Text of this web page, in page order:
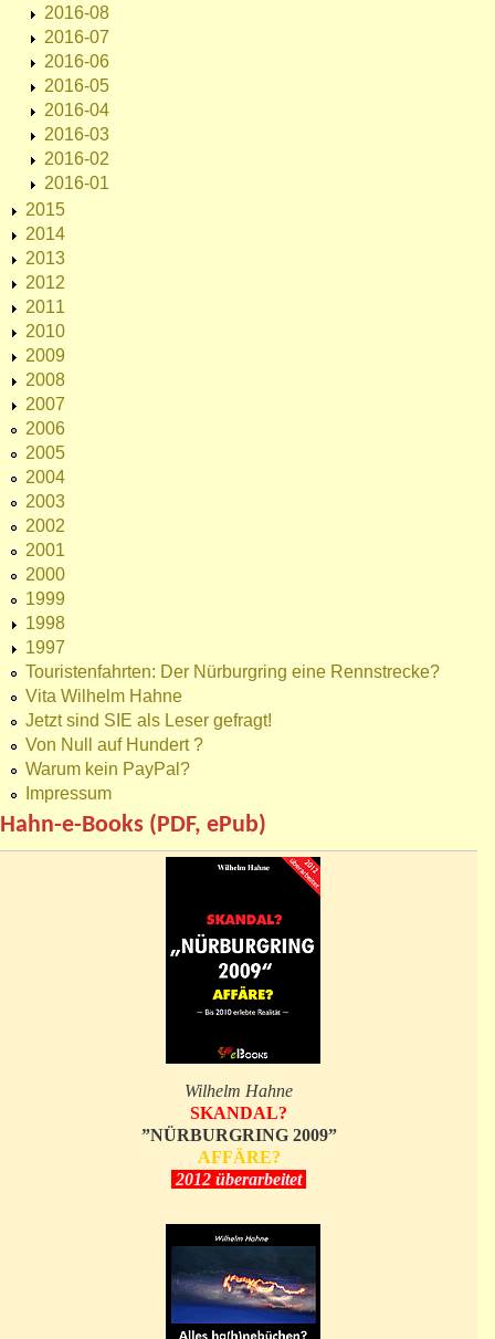
2016-08
2016-07
2016-06
2016-05
2016-04
2016-03
2016-02
2016-01
2015
2014
2013
2012
2011
2010
2009
2008
2007
2006
2005
2004
2003
2002
2001
2000
1999
1998
1997
Touristenfahrten: Der Nürburgring eine Rennstrecke?
Vita Wilhelm Hahne
Jetzt sind SIE als Leser gefragt!
Von Null auf Hundert ?
Warum kein PayPal?
Impressum
Hahn-e-Books (PDF, ePub)
Wilhelm Hahne
SKANDAL?
”NÜRBURGRING 2009”
AFFÄRE?
2012 überarbeitet